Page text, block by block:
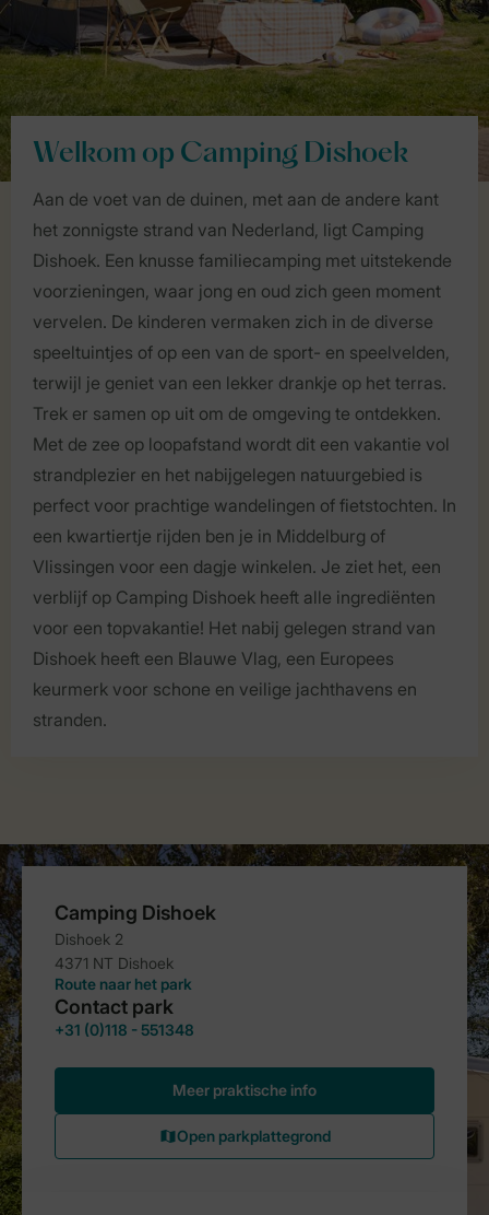
Welkom op Camping Dishoek
Aan de voet van de duinen, met aan de andere kant
het zonnigste strand van Nederland, ligt Camping
Dishoek. Een knusse familiecamping met uitstekende
voorzieningen, waar jong en oud zich geen moment
vervelen. De kinderen vermaken zich in de diverse
speeltuintjes of op een van de sport- en speelvelden,
terwijl je geniet van een lekker drankje op het terras.
Trek er samen op uit om de omgeving te ontdekken.
Met de zee op loopafstand wordt dit een vakantie vol
strandplezier en het nabijgelegen natuurgebied is
perfect voor prachtige wandelingen of fietstochten. In
een kwartiertje rijden ben je in Middelburg of
Vlissingen voor een dagje winkelen. Je ziet het, een
verblijf op Camping Dishoek heeft alle ingrediënten
voor een topvakantie! Het nabij gelegen strand van
Dishoek heeft een Blauwe Vlag, een Europees
keurmerk voor schone en veilige jachthavens en
stranden.